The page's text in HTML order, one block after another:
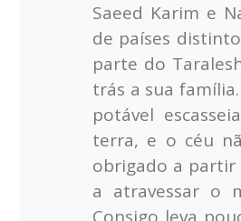
Saeed Karim e
de países
parte do
trás a sua
potável
terra, e o céu
obrigado a partir
a atravessar o